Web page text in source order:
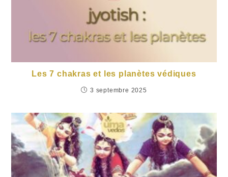
Les 7 chakras et les planètes védiques
3 septembre 2025